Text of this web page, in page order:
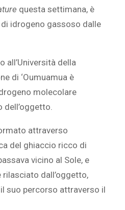
questa settimana, è
idrogeno gassoso dalle
all’Università della
di ‘Oumuamua è
molecolare
attraverso
del ghiaccio ricco di
vicino al Sole, e
dall’oggetto,
suo percorso attraverso il